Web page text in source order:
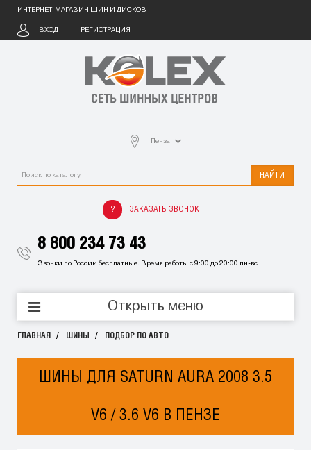
ИНТЕРНЕТ-МАГАЗИН ШИН И ДИСКОВ
ВХОД РЕГИСТРАЦИЯ
Пенза
НАЙТИ
ЗАКАЗАТЬ ЗВОНОК
8 800 234 73 43
Звонки по России бесплатные. Время работы с 9:00 до 20:00 пн-вс
Открыть меню
ГЛАВНАЯ ШИНЫ ПОДБОР ПО АВТО
ШИНЫ ДЛЯ SATURN AURA 2008 3.5
V6 / 3.6 V6 В ПЕНЗЕ